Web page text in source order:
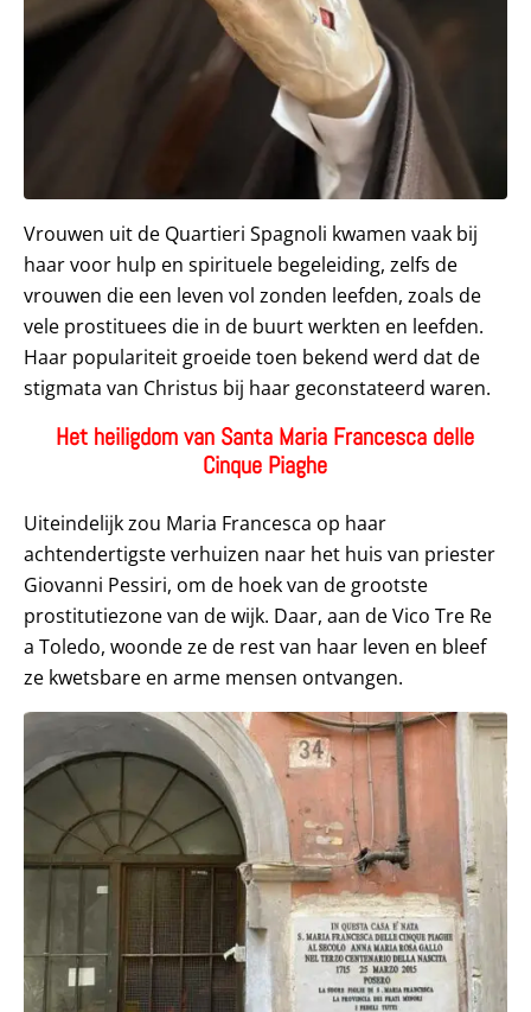
Vrouwen uit de Quartieri Spagnoli kwamen vaak bij
haar voor hulp en spirituele begeleiding, zelfs de
vrouwen die een leven vol zonden leefden, zoals de
vele prostituees die in de buurt werkten en leefden.
Haar populariteit groeide toen bekend werd dat de
stigmata van Christus bij haar geconstateerd waren.
Het heiligdom van Santa Maria Francesca delle
Cinque Piaghe
Uiteindelijk zou Maria Francesca op haar
achtendertigste verhuizen naar het huis van priester
Giovanni Pessiri, om de hoek van de grootste
prostitutiezone van de wijk. Daar, aan de Vico Tre Re
a Toledo, woonde ze de rest van haar leven en bleef
ze kwetsbare en arme mensen ontvangen.